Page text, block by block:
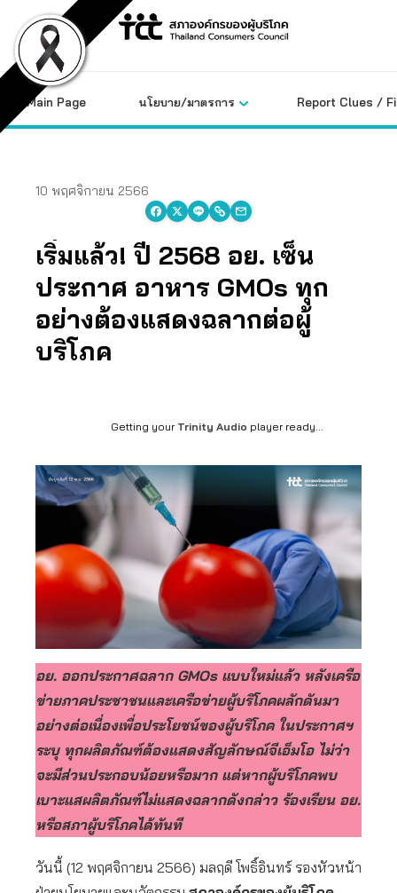
content
Main Page นโยบาย/มาตรการ Report Clues /
10 พฤศจิกายน 2566
เริ่มแล้ว! ปี 2568 อย. เซ็น
ประกาศ อาหาร GMOs ทุก
อย่างต้องแสดงฉลากต่อผู้
บริโภค
Getting your Trinity Audio player ready...
อย. ออกประกาศฉลาก GMOs แบบใหม่แล้ว หลังเครือ
ข่ายภาคประชาชนและเครือข่ายผู้บริโภคผลักดันมา
อย่างต่อเนื่องเพื่อประโยชน์ของผู้บริโภค ในประกาศฯ
ระบุ ทุกผลิตภัณฑ์ต้องแสดงสัญลักษณ์จีเอ็มโอ ไม่ว่า
จะมีส่วนประกอบน้อยหรือมาก แต่หากผู้บริโภคพบ
เบาะแสผลิตภัณฑ์ไม่แสดงฉลากดังกล่าว ร้องเรียน อย.
หรือสภาผู้บริโภคได้ทันที
วันนี้ (12 พฤศจิกายน 2566) มลฤดี โพธิ์อินทร์ รองหัวหน้า